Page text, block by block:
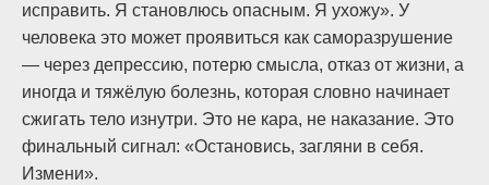
исправить. Я становлюсь опасным. Я ухожу». У
человека это может проявиться как саморазрушение
— через депрессию, потерю смысла, отказ от жизни, а
иногда и тяжёлую болезнь, которая словно начинает
сжигать тело изнутри. Это не кара, не наказание. Это
финальный сигнал: «Остановись, загляни в себя.
Измени».